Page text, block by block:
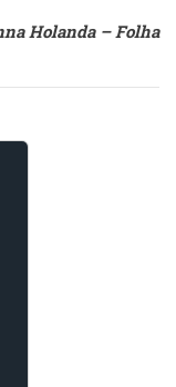
Holanda – Folha